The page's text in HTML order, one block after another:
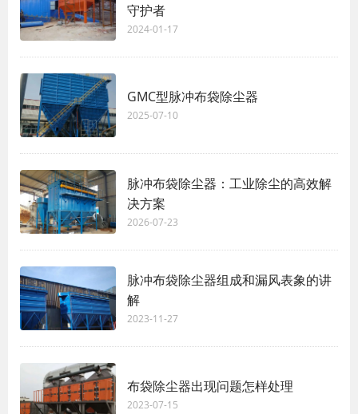
守护者
2024-01-17
GMC型脉冲布袋除尘器
2025-07-10
脉冲布袋除尘器：工业除尘的高效解
决方案
2026-07-23
脉冲布袋除尘器组成和漏风表象的讲
解
2023-11-27
布袋除尘器出现问题怎样处理
2023-07-15